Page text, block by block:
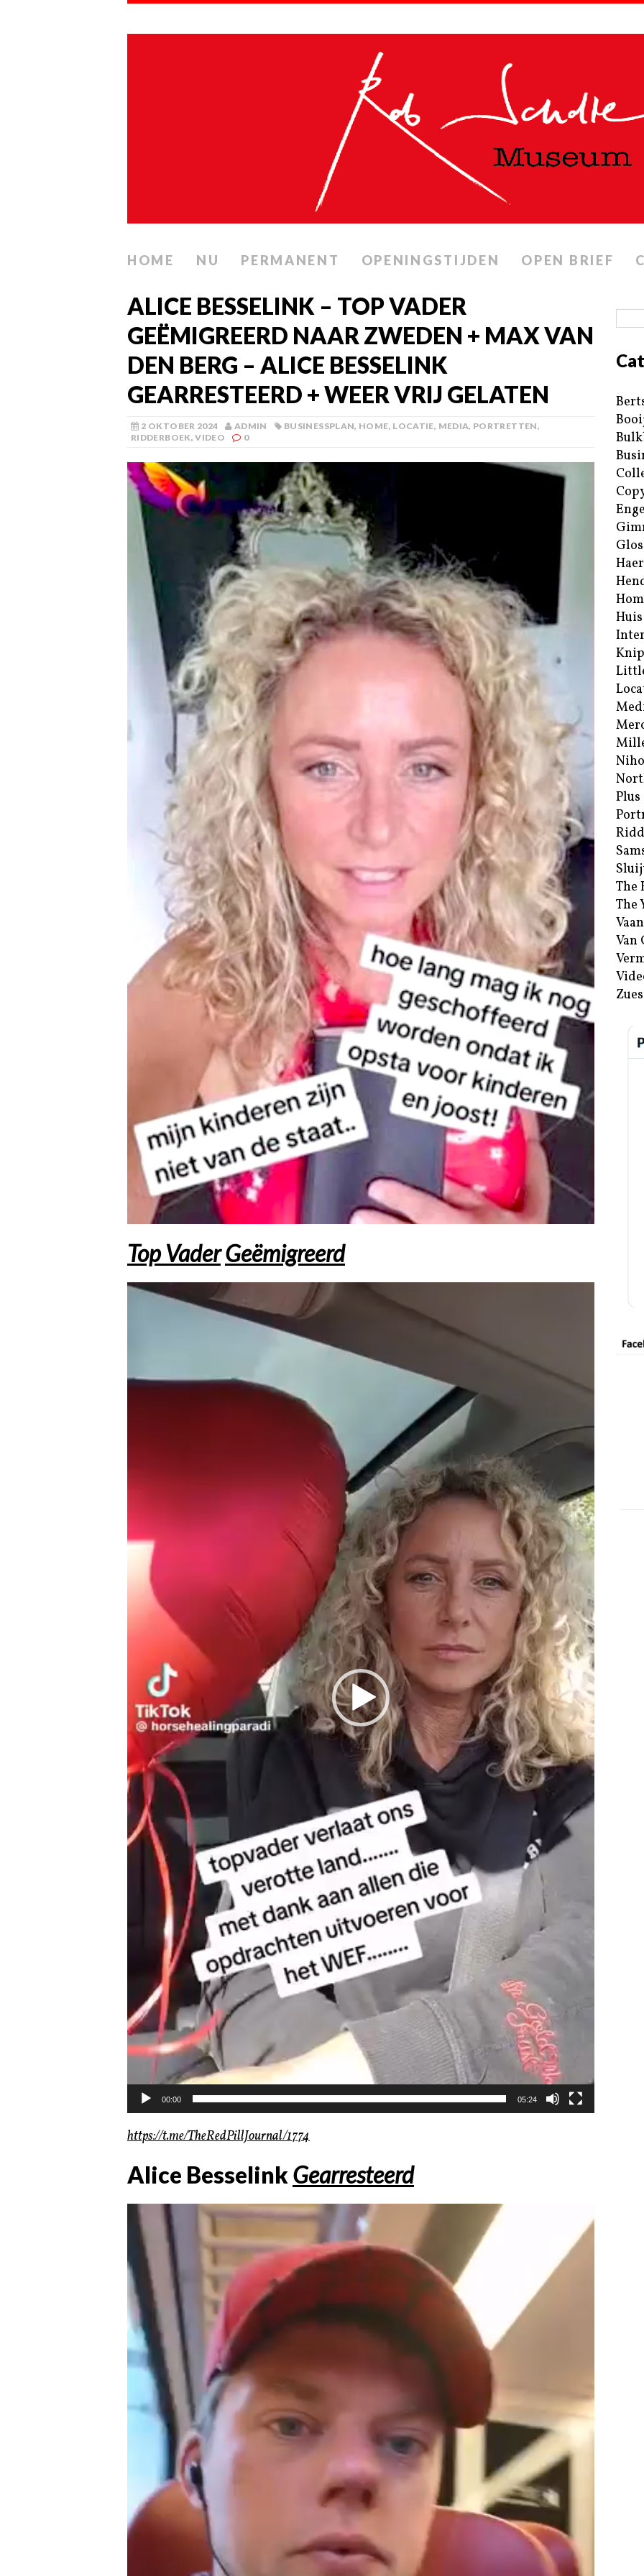
HOME NU PERMANENT OPENINGSTIJDEN OPEN BRIEF
ALICE BESSELINK – TOP VADER
GEËMIGREERD NAAR ZWEDEN + MAX VAN
DEN BERG – ALICE BESSELINK
GEARRESTEERD + WEER VRIJ GELATEN
2 OKTOBER 2024 ADMIN BUSINESSPLAN, HOME, LOCATIE, MEDIA, PORTRETTEN,
RIDDERBOEK,VIDEO 0
Top VaderGeëmigreerd
Videospeler
00:00 05:24
https://t.me/TheRedPillJournal/1774
Alice Besselink Gearresteerd
Videospeler
Plus
The
The
Van